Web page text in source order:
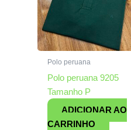
Polo peruana
Polo peruana 9205
Tamanho P
ADICIONAR AO
CARRINHO